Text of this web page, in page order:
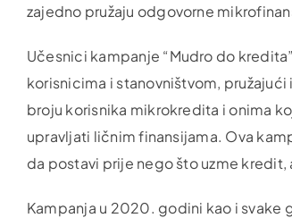
zajedno pružaju odgovorne
Učesnici kampanje “Mudro do
korisnicima i stanovništvom,
broju korisnika mikrokredita i onima
upravljati ličnim finansijama. Ova
da postavi prije nego što uzme kredit,
Kampanja u 2020. godini kao i svake